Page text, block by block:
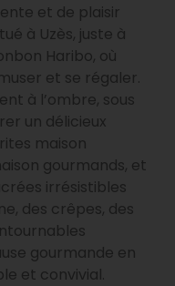
et de plaisir
à Uzès, juste à
Haribo, où
et se régaler.
à l’ombre, sous
un délicieux
maison
gourmands, et
irrésistibles
des crêpes, des
gourmande en
et convivial.